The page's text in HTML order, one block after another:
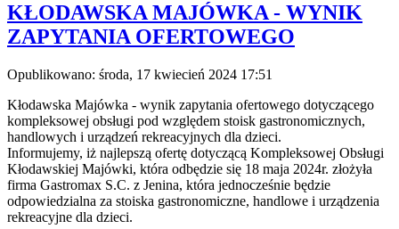
KŁODAWSKA MAJÓWKA - WYNIK
ZAPYTANIA OFERTOWEGO
Opublikowano: środa, 17 kwiecień 2024 17:51
Kłodawska Majówka - wynik zapytania ofertowego dotyczącego
kompleksowej obsługi pod względem stoisk gastronomicznych,
handlowych i urządzeń rekreacyjnych dla dzieci.
Informujemy, iż najlepszą ofertę dotyczącą Kompleksowej Obsługi
Kłodawskiej Majówki, która odbędzie się 18 maja 2024r. złożyła
firma Gastromax S.C. z Jenina, która jednocześnie będzie
odpowiedzialna za stoiska gastronomiczne, handlowe i urządzenia
rekreacyjne dla dzieci.